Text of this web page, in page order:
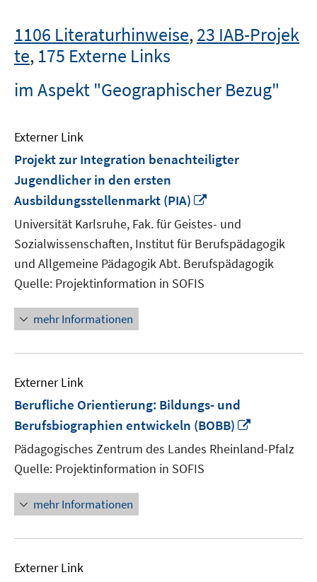
1106 Literaturhinweise,23 IAB-Projek
te, 175 Externe Links
im Aspekt "Geographischer Bezug"
Externer Link
Projekt zur Integration benachteiligter
Jugendlicher in den ersten
Ausbildungsstellenmarkt (PIA)
neuem
Fenster
öffnen
Universität Karlsruhe, Fak. für Geistes- und
Sozialwissenschaften, Institut für Berufspädagogik
und Allgemeine Pädagogik Abt. Berufspädagogik
Quelle: Projektinformation in SOFIS
mehr Informationen
Externer Link
Berufliche Orientierung: Bildungs- und
Berufsbiographien entwickeln (BOBB)
neuem
Fenster
Pädagogisches Zentrum des Landes Rheinland-Pfalz
Quelle: Projektinformation in SOFIS
mehr Informationen
Externer Link